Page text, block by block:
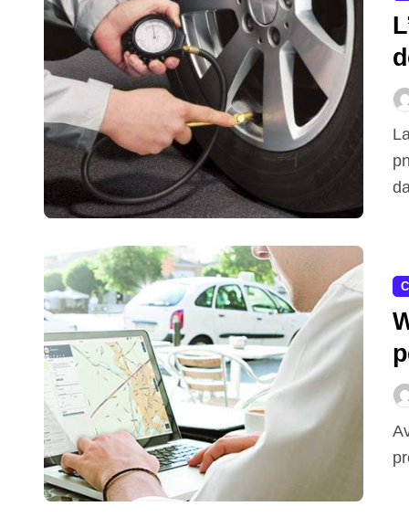
La stabilità di un’auto è garantita dall’aderenza che gli
Avere sempre sotto controllo i movimenti e le